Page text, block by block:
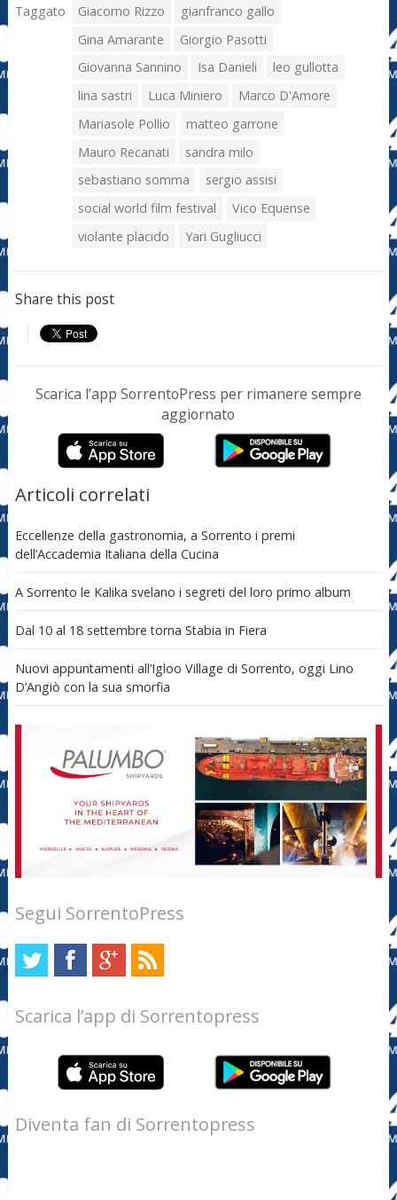
Taggato Giacomo Rizzo
gianfranco gallo
Gina Amarante
Giorgio Pasotti
Giovanna Sannino
Isa Danieli
leo gullotta
lina sastri
Luca Miniero
Marco D'Amore
Mariasole Pollio
matteo garrone
Mauro Recanati
sandra milo
sebastiano somma
sergio assisi
social world film festival
Vico Equense
violante placido
Yari Gugliucci
Share this post
Scarica l’app SorrentoPress per rimanere sempre
aggiornato
Articoli correlati
Eccellenze della gastronomia, a Sorrento i premi
dell’Accademia Italiana della Cucina
A Sorrento le Kalika svelano i segreti del loro primo album
Dal 10 al 18 settembre torna Stabia in Fiera
Nuovi appuntamenti all’Igloo Village di Sorrento, oggi Lino
D’Angiò con la sua smorfia
Segui SorrentoPress
Scarica l’app di Sorrentopress
Diventa fan di Sorrentopress